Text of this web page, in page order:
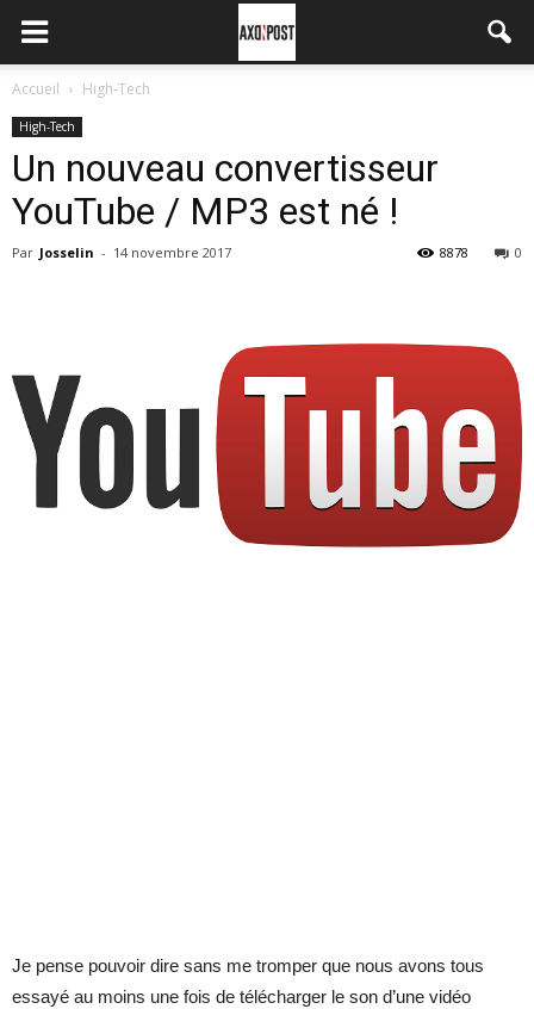
Accueil High-Tech
High-Tech
Un nouveau convertisseur
YouTube / MP3 est né !
Par Josselin - 14 novembre 2017 0
8878
Je pense pouvoir dire sans me tromper que nous avons tous
essayé au moins une fois de télécharger le son d’une vidéo